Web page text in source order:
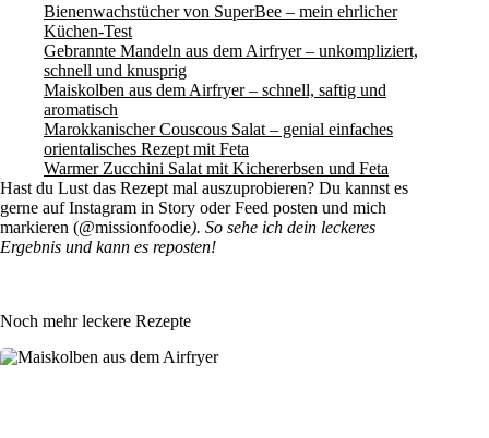
Bienenwachstücher von SuperBee – mein ehrlicher
Küchen-Test
Gebrannte Mandeln aus dem Airfryer – unkompliziert,
schnell und knusprig
Maiskolben aus dem Airfryer – schnell, saftig und
aromatisch
Marokkanischer Couscous Salat – genial einfaches
orientalisches Rezept mit Feta
Warmer Zucchini Salat mit Kichererbsen und Feta
Hast du Lust das Rezept mal auszuprobieren? Du kannst es
gerne auf Instagram in Story oder Feed posten und mich
markieren (@missionfoodie). So sehe ich dein leckeres
Ergebnis und kann es reposten!
Noch mehr leckere Rezepte